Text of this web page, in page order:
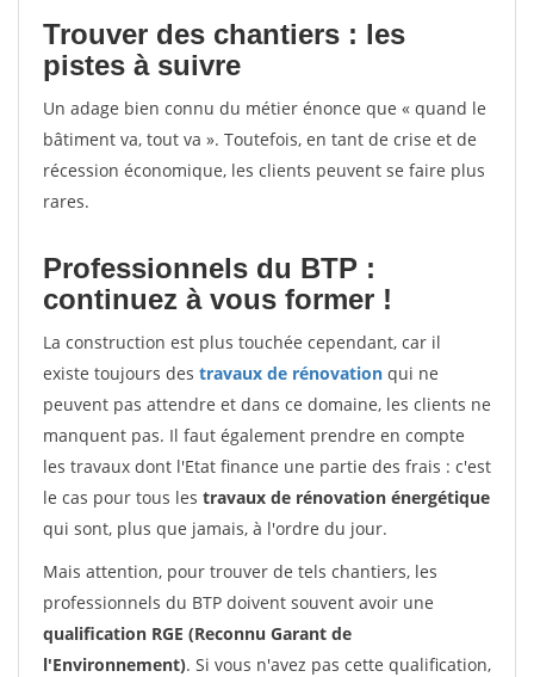
Trouver des chantiers : les
pistes à suivre
Un adage bien connu du métier énonce que « quand le
bâtiment va, tout va ». Toutefois, en tant de crise et de
récession économique, les clients peuvent se faire plus
rares.
Professionnels du BTP :
continuez à vous former !
La construction est plus touchée cependant, car il
existe toujours des travaux de rénovation qui ne
peuvent pas attendre et dans ce domaine, les clients ne
manquent pas. Il faut également prendre en compte
les travaux dont l'Etat finance une partie des frais : c'est
le cas pour tous les travaux de rénovation énergétique
qui sont, plus que jamais, à l'ordre du jour.
Mais attention, pour trouver de tels chantiers, les
professionnels du BTP doivent souvent avoir une
qualification RGE (Reconnu Garant de
l'Environnement). Si vous n'avez pas cette qualification,